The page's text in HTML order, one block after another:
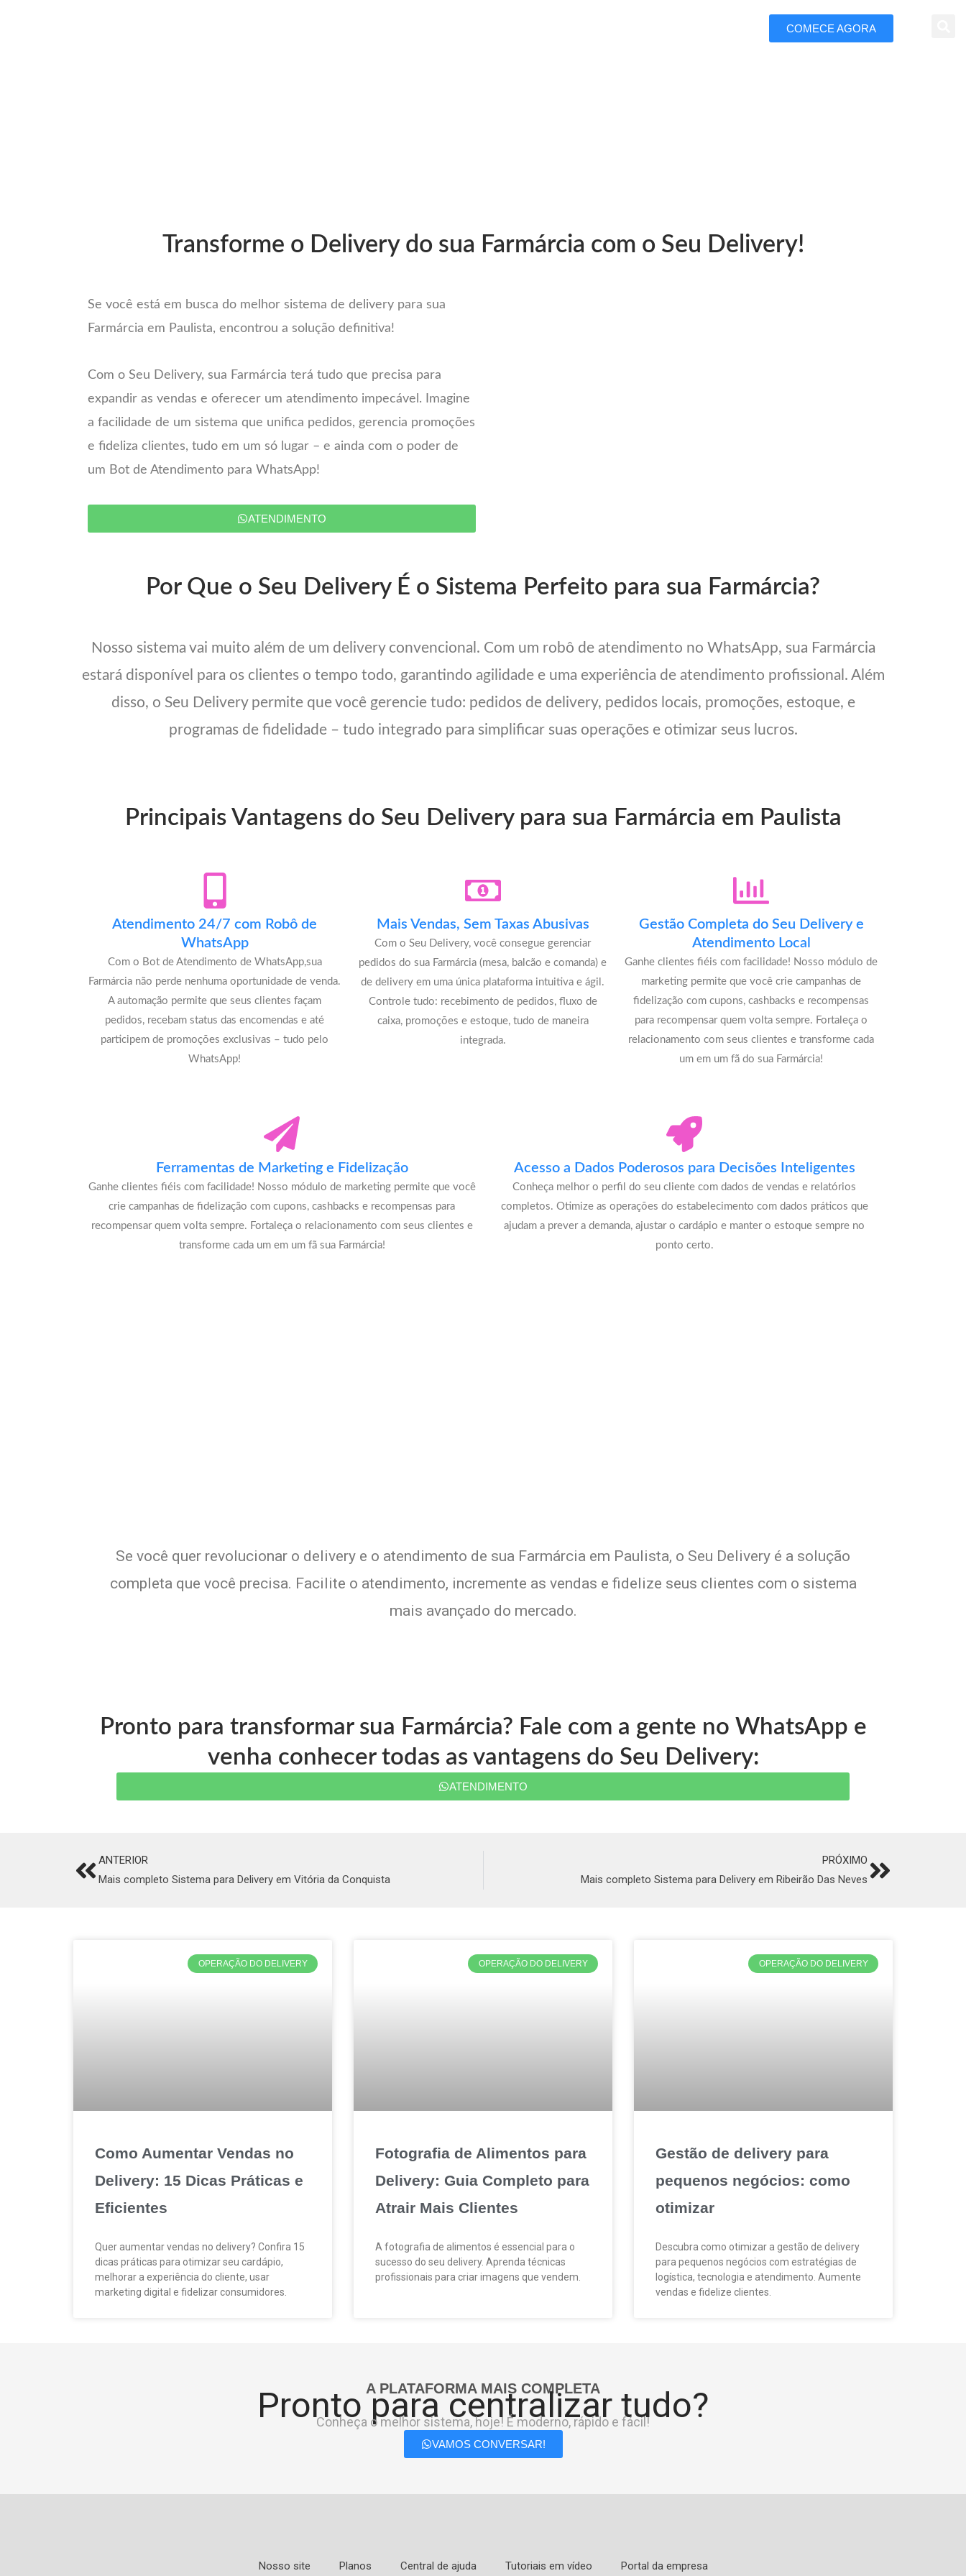
COMECE AGORA
Transforme o Delivery do sua Farmárcia com o Seu Delivery!
Se você está em busca do melhor sistema de delivery para sua
Farmárcia em Paulista, encontrou a solução definitiva!
Com o Seu Delivery, sua Farmárcia terá tudo que precisa para
expandir as vendas e oferecer um atendimento impecável. Imagine
a facilidade de um sistema que unifica pedidos, gerencia promoções
e fideliza clientes, tudo em um só lugar – e ainda com o poder de
um Bot de Atendimento para WhatsApp!
ATENDIMENTO
Por Que o Seu Delivery É o Sistema Perfeito para sua Farmárcia?
Nosso sistema vai muito além de um delivery convencional. Com um robô de atendimento no WhatsApp, sua Farmárcia
estará disponível para os clientes o tempo todo, garantindo agilidade e uma experiência de atendimento profissional. Além
disso, o Seu Delivery permite que você gerencie tudo: pedidos de delivery, pedidos locais, promoções, estoque, e
programas de fidelidade – tudo integrado para simplificar suas operações e otimizar seus lucros.
Principais Vantagens do Seu Delivery para sua Farmárcia em Paulista
Atendimento 24/7 com Robô de
WhatsApp
Com o Bot de Atendimento de WhatsApp,sua
Farmárcia não perde nenhuma oportunidade de venda.
A automação permite que seus clientes façam
pedidos, recebam status das encomendas e até
participem de promoções exclusivas – tudo pelo
WhatsApp!
Mais Vendas, Sem Taxas Abusivas
Com o Seu Delivery, você consegue gerenciar
pedidos do sua Farmárcia (mesa, balcão e comanda) e
de delivery em uma única plataforma intuitiva e ágil.
Controle tudo: recebimento de pedidos, fluxo de
caixa, promoções e estoque, tudo de maneira
integrada.
Gestão Completa do Seu Delivery e
Atendimento Local
Ganhe clientes fiéis com facilidade! Nosso módulo de
marketing permite que você crie campanhas de
fidelização com cupons, cashbacks e recompensas
para recompensar quem volta sempre. Fortaleça o
relacionamento com seus clientes e transforme cada
um em um fã do sua Farmárcia!
Ferramentas de Marketing e Fidelização
Ganhe clientes fiéis com facilidade! Nosso módulo de marketing permite que você
crie campanhas de fidelização com cupons, cashbacks e recompensas para
recompensar quem volta sempre. Fortaleça o relacionamento com seus clientes e
transforme cada um em um fã sua Farmárcia!
Acesso a Dados Poderosos para Decisões Inteligentes
Conheça melhor o perfil do seu cliente com dados de vendas e relatórios
completos. Otimize as operações do estabelecimento com dados práticos que
ajudam a prever a demanda, ajustar o cardápio e manter o estoque sempre no
ponto certo.
Se você quer revolucionar o delivery e o atendimento de sua Farmárcia em Paulista, o Seu Delivery é a solução
completa que você precisa. Facilite o atendimento, incremente as vendas e fidelize seus clientes com o sistema
mais avançado do mercado.
Pronto para transformar sua Farmárcia? Fale com a gente no WhatsApp e
venha conhecer todas as vantagens do Seu Delivery:
ATENDIMENTO
PrevANTERIOR
Mais completo Sistema para Delivery em Vitória da Conquista
PRÓXIMO
Mais completo Sistema para Delivery em Ribeirão Das Neves Next
OPERAÇÃO DO DELIVERY
Como Aumentar Vendas no
Delivery: 15 Dicas Práticas e
Eficientes
Quer aumentar vendas no delivery? Confira 15
dicas práticas para otimizar seu cardápio,
melhorar a experiência do cliente, usar
marketing digital e fidelizar consumidores.
OPERAÇÃO DO DELIVERY
Fotografia de Alimentos para
Delivery: Guia Completo para
Atrair Mais Clientes
A fotografia de alimentos é essencial para o
sucesso do seu delivery. Aprenda técnicas
profissionais para criar imagens que vendem.
OPERAÇÃO DO DELIVERY
Gestão de delivery para
pequenos negócios: como
otimizar
Descubra como otimizar a gestão de delivery
para pequenos negócios com estratégias de
logística, tecnologia e atendimento. Aumente
vendas e fidelize clientes.
A PLATAFORMA MAIS COMPLETA
Pronto para centralizar tudo?
Conheça o melhor sistema, hoje! É moderno, rápido e fácil!
VAMOS CONVERSAR!
Nosso site Planos Central de ajuda Tutoriais em vídeo Portal da empresa